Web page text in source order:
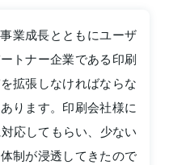
業成長とともにユーザ
トナー企業である印刷
拡張しなければならな
ります。印刷会社様に
応してもらい、少ない
制が浸透してきたので